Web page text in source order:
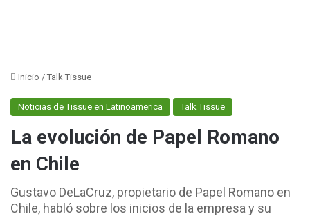
Inicio / Talk Tissue
Noticias de Tissue en Latinoamerica Talk Tissue
La evolución de Papel Romano
en Chile
Gustavo DeLaCruz, propietario de Papel Romano en
Chile, habló sobre los inicios de la empresa y su